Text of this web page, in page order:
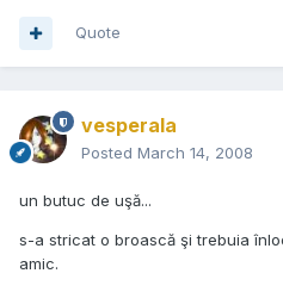
Quote
vesperala
Posted March 14, 2008
un butuc de uşă...
s-a stricat o broască şi trebuia
amic.